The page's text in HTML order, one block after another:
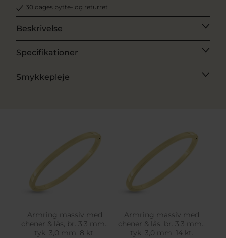
30 dages bytte- og returret
Beskrivelse
Specifikationer
Smykkepleje
Armring massiv med
chener & lås, br. 3,3 mm.,
tyk. 3,0 mm. 8 kt.
Armring massiv med
chener & lås, br. 3,3 mm.,
tyk. 3,0 mm. 14 kt.